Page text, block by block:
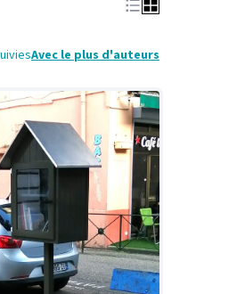
Avec le plus d'auteurs